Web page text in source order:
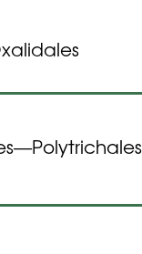
—Polytrichales